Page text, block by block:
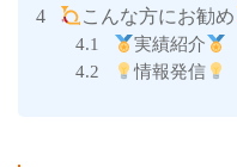
4 こんな方にお勧め
4.1 実績紹介
4.2 情報発信